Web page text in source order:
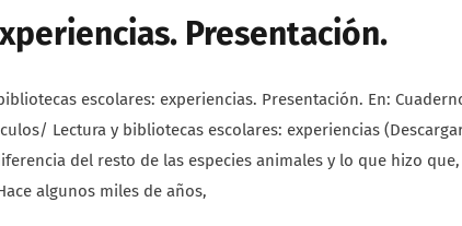
Presentación.
bibliotecas escolares: experiencias. Presentación. En:
Lectura y bibliotecas escolares: experiencias
del resto de las especies animales y lo que hizo
algunos miles de años,